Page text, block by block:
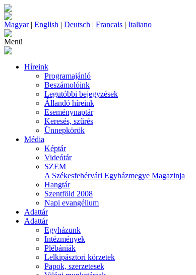
Magyar| English | Deutsch | Francais | Italiano
Menü
Híreink
Programajánló
Beszámolóink
Legutóbbi bejegyzések
Állandó híreink
Eseménynaptár
Keresés, szűrés
Ünnepkörök
Média
Képtár
Videótár
SZEM
A Székesfehérvári Egyházmegye Magazinja
Hangtár
Szentföld 2008
Napi evangélium
Adattár
Adattár
Egyházunk
Intézmények
Plébániák
Lelkipásztori körzetek
Papok, szerzetesek